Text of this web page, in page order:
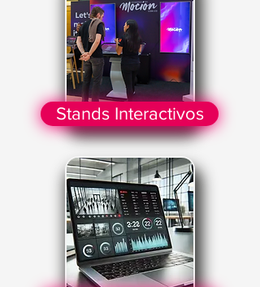
Stands Interactivos